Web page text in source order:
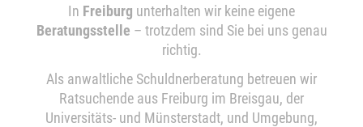
In Freiburg unterhalten wir keine eigene
Beratungsstelle – trotzdem sind Sie bei uns genau
richtig.
Als anwaltliche Schuldnerberatung betreuen wir
Ratsuchende aus Freiburg im Breisgau, der
Universitäts- und Münsterstadt, und Umgebung,